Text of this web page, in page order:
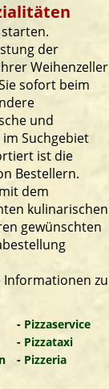
der
Weihenzeller
sofort beim
und
Suchgebiet
ist die
Bestellern.
dem
kulinarischen
gewünschten
Informationen zu
- Pizzaservice
- Pizzataxi
- Pizzeria